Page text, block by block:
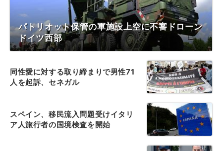
パトリオット保管の軍施設上空に不審ドローン
ドイツ西部
同性愛に対する取り締まりで男性71
人を起訴、セネガル
スペイン、移民流入問題受けイタリ
ア人旅行者の国境検査を開始